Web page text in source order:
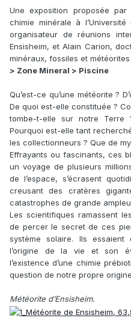
Une exposition proposée
chimie minérale à
organisateur de réunions
Ensisheim, et Alain Carion,
minéraux, fossiles et météorites
> Zone Mineral > Piscine
Qu’est-ce qu’une météorite ?
De quoi est-elle constituée ?
tombe-t-elle sur notre Terre
Pourquoi est-elle tant
les collectionneurs ? Que de
Effrayants ou fascinants, ces
un voyage de plusieurs
de l’espace, s’écrasent
creusant des cratères
catastrophes de grande
Les scientifiques ramassent
de percer le secret de ces
système solaire. Ils
l’origine de la vie et son
l’existence d’une chimie
question de notre propre
Météorite d’Ensisheim.